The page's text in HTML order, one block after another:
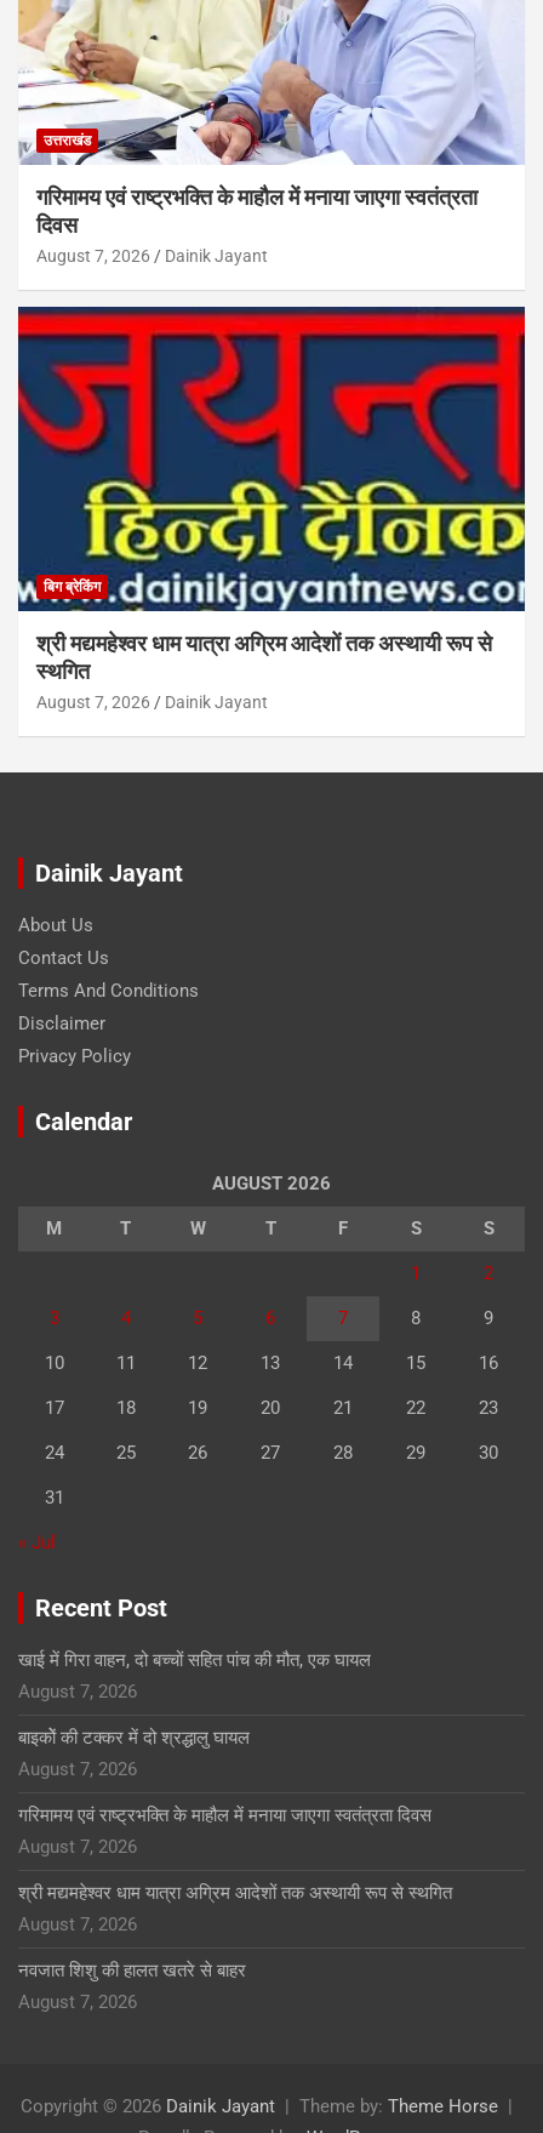
उत्तराखंड
गरिमामय एवं राष्ट्रभक्ति के माहौल में मनाया जाएगा स्वतंत्रता
दिवस
August 7, 2026 Dainik Jayant
बिग ब्रेकिंग
श्री मद्यमहेश्वर धाम यात्रा अग्रिम आदेशों तक अस्थायी रूप से
स्थगित
August 7, 2026 Dainik Jayant
Dainik Jayant
About Us
Contact Us
Terms And Conditions
Disclaimer
Privacy Policy
Calendar
AUGUST 2026
M T W T F S S
1 2
3 4 5 6 7 8 9
10 11 12 13 14 15 16
17 18 19 20 21 22 23
24 25 26 27 28 29 30
31
« Jul
Recent Post
खाई में गिरा वाहन, दो बच्चों सहित पांच की मौत, एक घायल
August 7, 2026
बाइकोें की टक्कर में दो श्रद्धालु घायल
August 7, 2026
गरिमामय एवं राष्ट्रभक्ति के माहौल में मनाया जाएगा स्वतंत्रता दिवस
August 7, 2026
श्री मद्यमहेश्वर धाम यात्रा अग्रिम आदेशों तक अस्थायी रूप से स्थगित
August 7, 2026
नवजात शिशु की हालत खतरे से बाहर
August 7, 2026
Copyright © 2026 Dainik Jayant Theme by: Theme Horse